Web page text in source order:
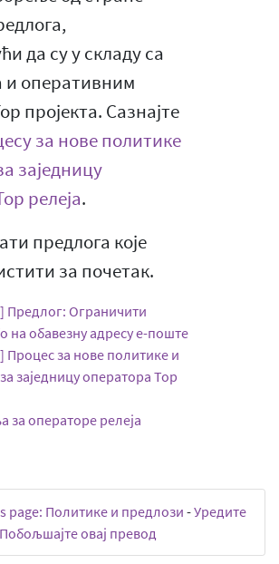
да су у складу са
и оперативним
пројекта. Сазнајте
за нове политике
заједницу
релеја.
предлога које
за почетак.
Предлог: Ограничити
на обавезну адресу е-поште
Процес за нове политике и
заједницу оператора Тор
за операторе релеја
page: Политике и предлози -Уредите
Побољшајте овај превод